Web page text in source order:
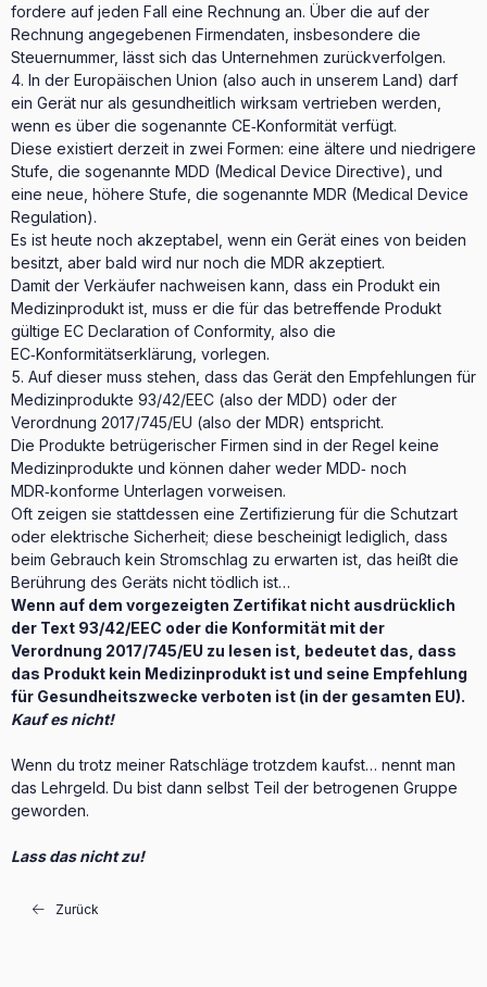
fordere auf jeden Fall eine Rechnung an. Über die auf der
Rechnung angegebenen Firmendaten, insbesondere die
Steuernummer, lässt sich das Unternehmen zurückverfolgen.
In der Europäischen Union (also auch in unserem Land) darf
ein Gerät nur als gesundheitlich wirksam vertrieben werden,
wenn es über die sogenannte CE‑Konformität verfügt.
Diese existiert derzeit in zwei Formen: eine ältere und niedrigere
Stufe, die sogenannte MDD (Medical Device Directive), und
eine neue, höhere Stufe, die sogenannte MDR (Medical Device
Regulation).
Es ist heute noch akzeptabel, wenn ein Gerät eines von beiden
besitzt, aber bald wird nur noch die MDR akzeptiert.
Damit der Verkäufer nachweisen kann, dass ein Produkt ein
Medizinprodukt ist, muss er die für das betreffende Produkt
gültige EC Declaration of Conformity, also die
EC‑Konformitätserklärung, vorlegen.
Auf dieser muss stehen, dass das Gerät den Empfehlungen für
Medizinprodukte 93/42/EEC (also der MDD) oder der
Verordnung 2017/745/EU (also der MDR) entspricht.
Die Produkte betrügerischer Firmen sind in der Regel keine
Medizinprodukte und können daher weder MDD‑ noch
MDR‑konforme Unterlagen vorweisen.
Oft zeigen sie stattdessen eine Zertifizierung für die Schutzart
oder elektrische Sicherheit; diese bescheinigt lediglich, dass
beim Gebrauch kein Stromschlag zu erwarten ist, das heißt die
Berührung des Geräts nicht tödlich ist…
Wenn auf dem vorgezeigten Zertifikat nicht ausdrücklich
der Text 93/42/EEC oder die Konformität mit der
Verordnung 2017/745/EU zu lesen ist, bedeutet das, dass
das Produkt kein Medizinprodukt ist und seine Empfehlung
für Gesundheitszwecke verboten ist (in der gesamten EU).
Kauf es nicht!
Wenn du trotz meiner Ratschläge trotzdem kaufst… nennt man
das Lehrgeld. Du bist dann selbst Teil der betrogenen Gruppe
geworden.
Lass das nicht zu!
Zurück